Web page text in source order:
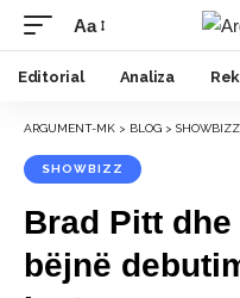
Font
Resizer
Aa
Editorial Analiza
ARGUMENT-MK > BLOG > SHOWBIZZ
SHOWBIZZ
Brad Pitt
bëjnë